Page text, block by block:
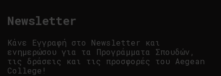
Newsletter
Κάνε Εγγραφή στο Newsletter και
ενημερώσου για τα Προγράμματα Σπουδών,
τις δράσεις και τις προσφορές του Aegean
College!